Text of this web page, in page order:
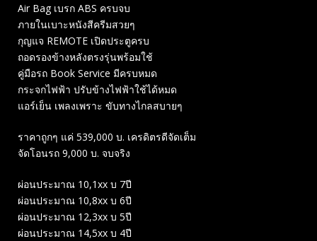
Air Bag เบรก ABS ครบจบ
ภายในเบาะหนังสีครีมสวยๆ
กุญแจ REMOTE เปิดประตูครบ
ถอดรองข้างหลังตรงรุ่นพร้อมใช้
คู่มือรถ Book Service มีครบหมด
กระจกไฟฟ้า ปรับข้างไฟฟ้าใช้ได้หมด
แอร์เย็น เพลงเพราะ ขับทางไกลสบายๆ
ราคาถูกๆ แค่ 539,000 บ. เครดิตรดีจัดเต็ม
จัดโอนรถ 9,000 บ. จบจริง
ผ่อนประมาณ 10,1xx บ 7ปี
ผ่อนประมาณ 10,8xx บ 6ปี
ผ่อนประมาณ 12,3xx บ 5ปี
ผ่อนประมาณ 14,5xx บ 4ปี